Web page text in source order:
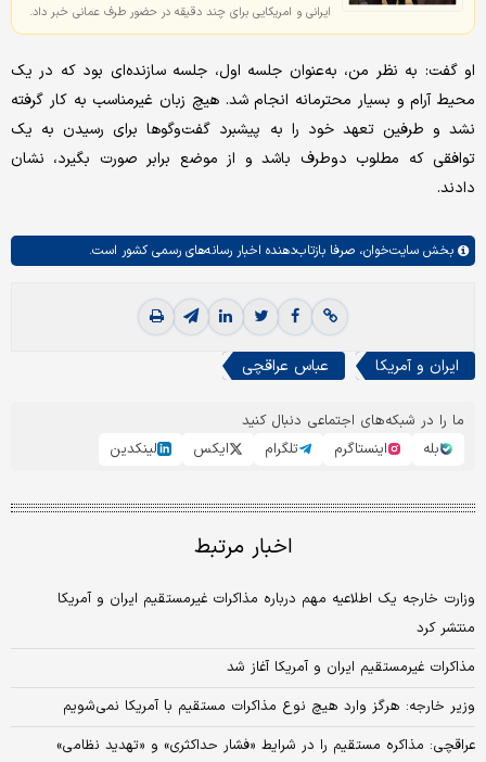
ایرانی و امریکایی برای چند دقیقه در حضور طرف عمانی خبر داد.
او گفت: به نظر من، به‌عنوان جلسه اول، جلسه سازنده‌ای بود که در یک
محیط آرام و بسیار محترمانه انجام شد. هیچ زبان غیرمناسب به کار گرفته
نشد و طرفین تعهد خود را به پیشبرد گفت‌وگوها برای رسیدن به یک
توافقی که مطلوب دوطرف باشد و از موضع برابر صورت بگیرد، نشان
دادند.
بخش سایت‌خوان، صرفا بازتاب‌دهنده اخبار رسانه‌های رسمی کشور است.
ایران و آمریکا عباس عراقچی
ما را در شبکه‌های اجتماعی دنبال کنید
بله
اینستاگرم تلگرام ایکس لینکدین
اخبار مرتبط
وزارت خارجه یک اطلاعیه مهم درباره مذاکرات غیرمستقیم ایران و آمریکا
منتشر کرد
مذاکرات غیرمستقیم ایران و آمریکا آغاز شد
وزیر خارجه: هرگز وارد هیچ نوع مذاکرات مستقیم با آمریکا نمی‌شویم
عراقچی: مذاکره مستقیم را در شرایط «فشار حداکثری» و «تهدید نظامی»